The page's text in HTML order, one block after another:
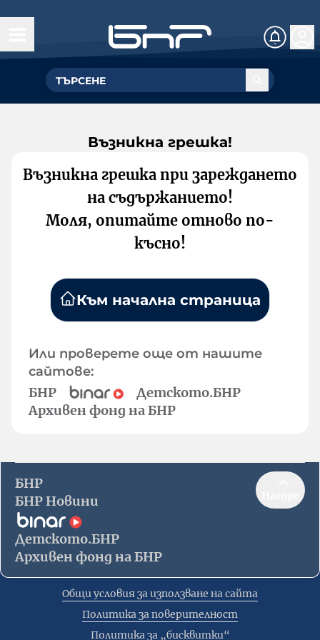
Възникна грешка!
Възникна грешка при зареждането
на съдържанието!
Моля, опитайте отново по-
късно!
Към начална страница
Или проверете още от нашите
сайтове:
БНР
Детското.БНР
Архивен фонд на БНР
БНР
БНР Новини
Детското.БНР
Архивен фонд на БНР
Общи условия за използване на сайта
Политика за поверителност
Политика за „бисквитки“